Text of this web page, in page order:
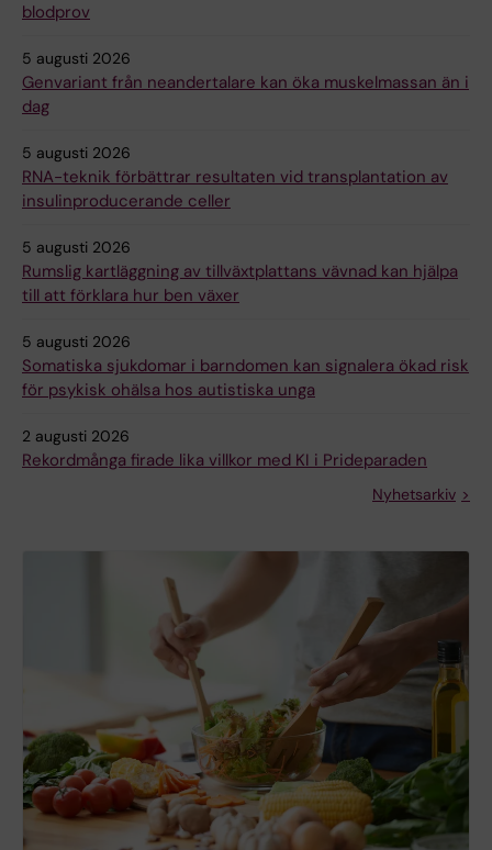
blodprov
5 augusti 2026
Genvariant från neandertalare kan öka muskelmassan än i
dag
5 augusti 2026
RNA-teknik förbättrar resultaten vid transplantation av
insulinproducerande celler
5 augusti 2026
Rumslig kartläggning av tillväxtplattans vävnad kan hjälpa
till att förklara hur ben växer
5 augusti 2026
Somatiska sjukdomar i barndomen kan signalera ökad risk
för psykisk ohälsa hos autistiska unga
2 augusti 2026
Rekordmånga firade lika villkor med KI i Prideparaden
Nyhetsarkiv